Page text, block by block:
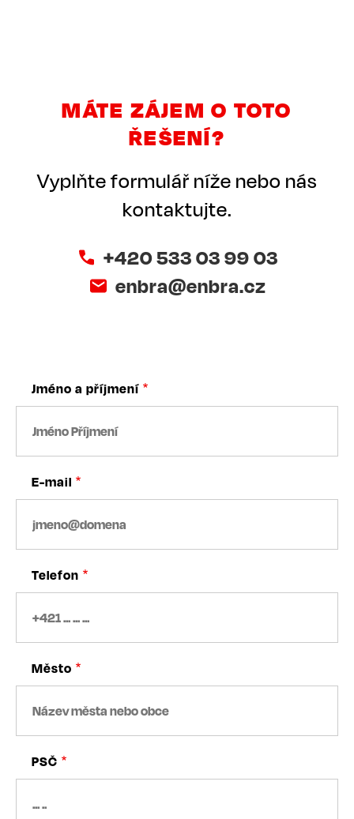
MÁTE ZÁJEM O TOTO
ŘEŠENÍ?
Vyplňte formulář níže nebo nás
kontaktujte.
+420 533 03 99 03
enbra@enbra.cz
Jméno a příjmení
E-mail
Telefon
Město
PSČ